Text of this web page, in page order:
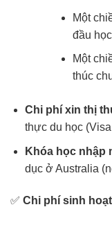
Một
đầu
Một
thúc
Chi phí xin thị
thực du học
Khóa học nhập
dục ở Australia
✅ Chi phí sinh